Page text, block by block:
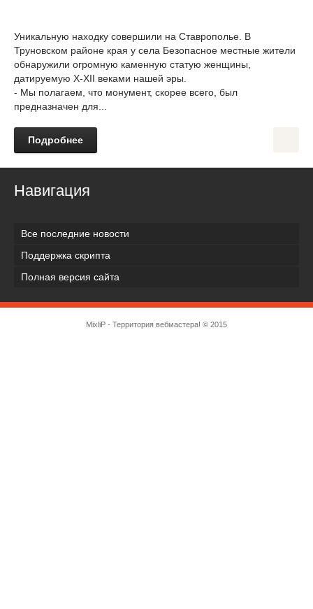
Уникальную находку совершили на Ставрополье. В
Труновском районе края у села Безопасное местные жители
обнаружили огромную каменную статую женщины,
датируемую X-XII веками нашей эры.
- Мы полагаем, что монумент, скорее всего, был
предназначен для...
Подробнее
Навигация
Все последние новости
Поддержка скрипта
Полная версия сайта
MixliP - Территория вебмастера! © 2015